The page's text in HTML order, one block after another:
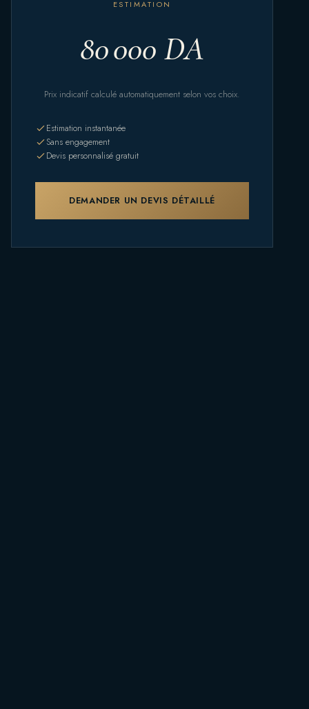
ESTIMATION
80 000 DA
Prix indicatif calculé automatiquement selon vos choix.
Estimation instantanée
Sans engagement
Devis personnalisé gratuit
DEMANDER UN DEVIS DÉTAILLÉ